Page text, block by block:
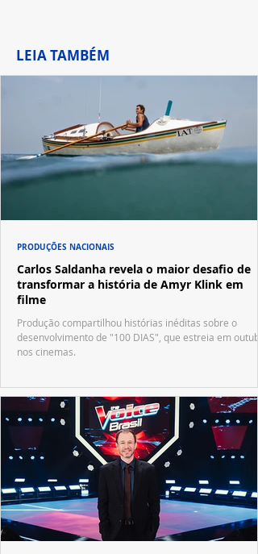
LEIA TAMBÉM
Carlos Saldanha revela o maior desafio de
transformar a história de Amyr Klink em
filme
Produção compartilhou histórias inéditas sobre o
desenvolvimento de "100 DIAS", que estreia em
nos cinemas.
PRODUÇÕES NACIONAIS